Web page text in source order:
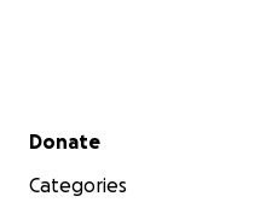
Secondary menu
Donate
Categories